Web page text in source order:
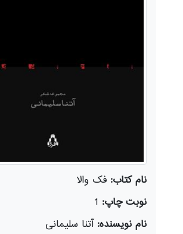
نام کتاب: فک والا
نوبت چاپ: 1
نام نویسنده:آتنا سلیمانی